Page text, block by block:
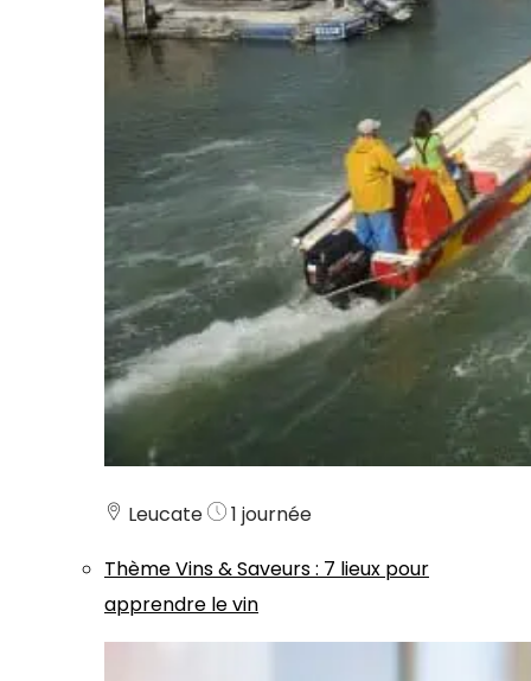
Leucate
1 journée
ThèmeVins & Saveurs: 7 lieux pour
apprendre le vin